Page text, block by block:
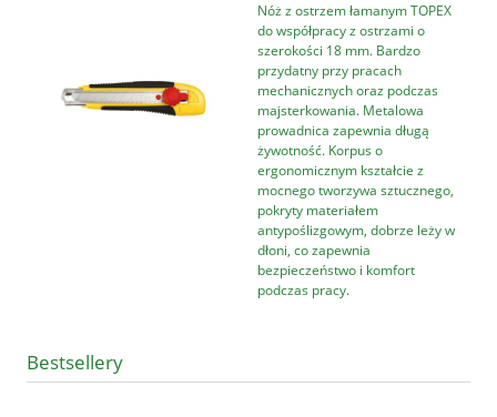
Nóż z ostrzem łamanym TOPEX
do współpracy z ostrzami o
szerokości 18 mm. Bardzo
przydatny przy pracach
mechanicznych oraz podczas
majsterkowania. Metalowa
prowadnica zapewnia długą
żywotność. Korpus o
ergonomicznym kształcie z
mocnego tworzywa sztucznego,
pokryty materiałem
antypoślizgowym, dobrze leży w
dłoni, co zapewnia
bezpieczeństwo i komfort
podczas pracy.
Bestsellery